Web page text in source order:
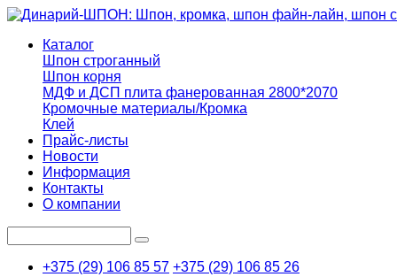
Каталог
Шпон строганный
Шпон корня
МДФ и ДСП плита фанерованная 2800*2070
Кромочные материалы/Кромка
Клей
Прайс-листы
Новости
Информация
Контакты
О компании
+375 (29) 106 85 57 +375 (29) 106 85 26